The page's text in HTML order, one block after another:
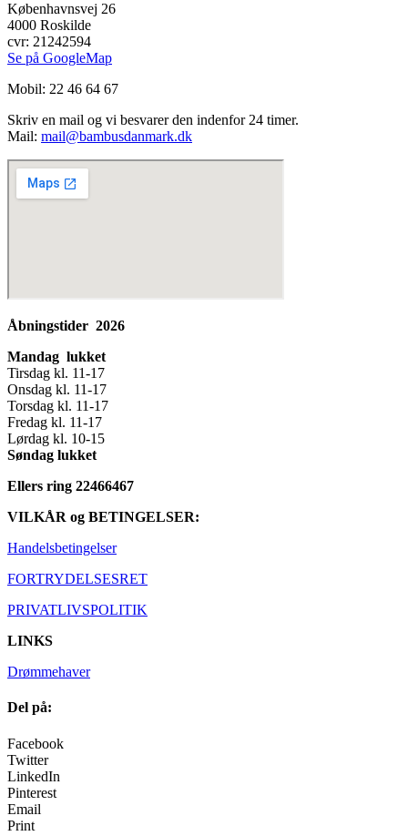
Københavnsvej 26
4000 Roskilde
cvr: 21242594
Se på GoogleMap
Mobil: 22 46 64 67
Skriv en mail og vi besvarer den indenfor 24 timer.
Mail: mail@bambusdanmark.dk
Åbningstider 2026
Mandag lukket
Tirsdag kl. 11-17
Onsdag kl. 11-17
Torsdag kl. 11-17
Fredag kl. 11-17
Lørdag kl. 10-15
Søndag lukket
Ellers ring 22466467
VILKÅR og BETINGELSER:
Handelsbetingelser
FORTRYDELSESRET
PRIVATLIVSPOLITIK
LINKS
Drømmehaver
Del på:
Facebook
Twitter
LinkedIn
Pinterest
Email
Print